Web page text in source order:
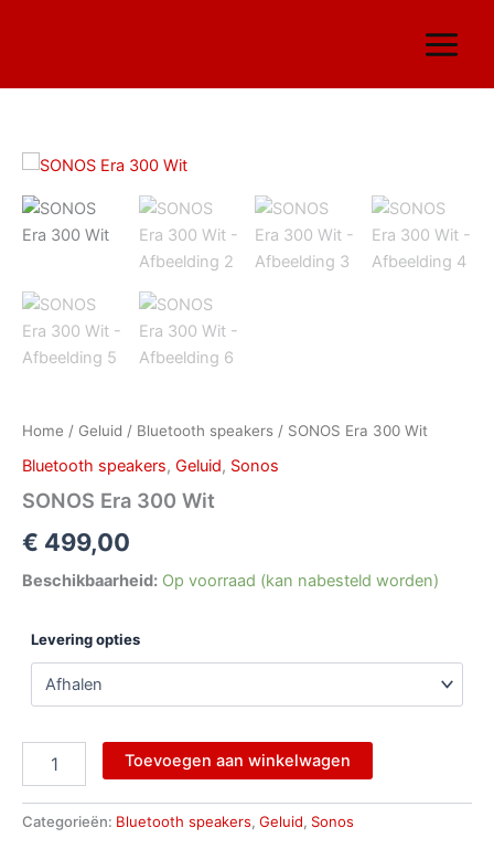
inhoud
Home / Geluid / Bluetooth speakers / SONOS Era 300 Wit
Bluetooth speakers, Geluid, Sonos
SONOS Era 300 Wit
€ 499,00
Beschikbaarheid: Op voorraad (kan nabesteld worden)
Levering opties
SONOS
300
Wit
Toevoegen aan winkelwagen
Categorieën: Bluetooth speakers, Geluid, Sonos